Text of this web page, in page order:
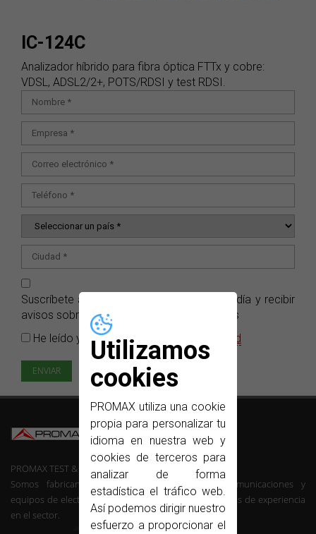
Utilizamos
cookies
PROMAX utiliza una cookie
propia para personalizar tu
idioma en nuestra web y
cookies de terceros para
analizar de forma
estadística el tráfico web.
Así podemos dirigir nuestro
esfuerzo a proporcionar el
IC-124C
Analizador híbrido para fibra óptica FTTx y cobre:
VDSL, ADSL2/2+, POTS/RDSI y test RDSI.
Suscríbete a nuestro e-news para estar al día y recibir
avisos sobre nuestros nuevos lanzamientos
He leído y acepto la Política de privacidad
PROMAX TEST & MEASUREMENT, SLU ©
Somos fabricantes de instrumentación de telecomunicaciones y
equipos de electrónica profesional con mas de 50 años de experiencia
en el sector.